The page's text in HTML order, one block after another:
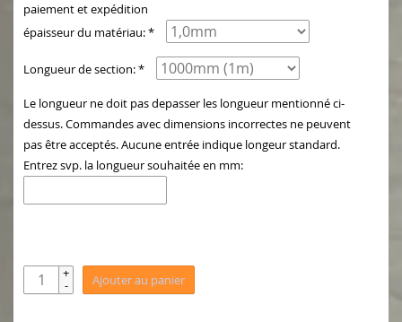
paiement et expédition
épaisseur du matériau: *
Longueur de section: *
Le longueur ne doit pas depasser les longueur mentionné ci-
dessus. Commandes avec dimensions incorrectes ne peuvent
pas être acceptés. Aucune entrée indique longeur standard.
Entrez svp. la longueur souhaitée en mm:
+
- Ajouter au panier